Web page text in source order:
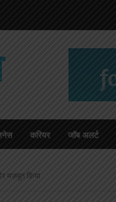
करियर जॉब अलर्ट
मज़बूत किया